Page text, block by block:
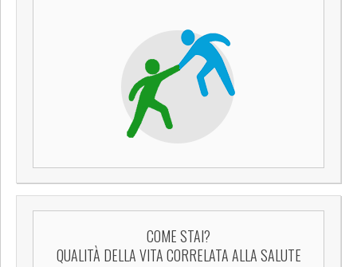
COME STAI?
QUALITÀ DELLA VITA CORRELATA ALLA SALUTE